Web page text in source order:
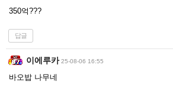
350억???
답글
이에루카 25-08-06 16:55
바오밥 나무네